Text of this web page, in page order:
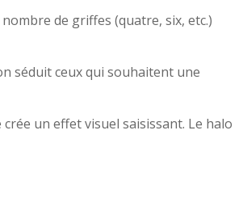
de griffes (quatre, six, etc.)
séduit ceux qui souhaitent une
un effet visuel saisissant. Le halo